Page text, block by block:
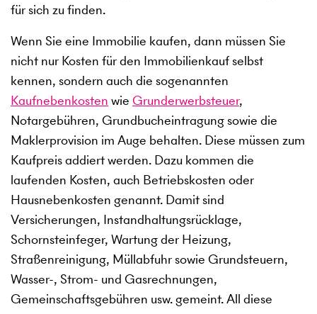
für sich zu finden.
Wenn Sie eine Immobilie kaufen, dann müssen Sie
nicht nur Kosten für den Immobilienkauf selbst
kennen, sondern auch die sogenannten
Kaufnebenkosten wie Grunderwerbsteuer,
Notargebühren, Grundbucheintragung sowie die
Maklerprovision im Auge behalten. Diese müssen zum
Kaufpreis addiert werden. Dazu kommen die
laufenden Kosten, auch Betriebskosten oder
Hausnebenkosten genannt. Damit sind
Versicherungen, Instandhaltungsrücklage,
Schornsteinfeger, Wartung der Heizung,
Straßenreinigung, Müllabfuhr sowie Grundsteuern,
Wasser-, Strom- und Gasrechnungen,
Gemeinschaftsgebühren usw. gemeint. All diese